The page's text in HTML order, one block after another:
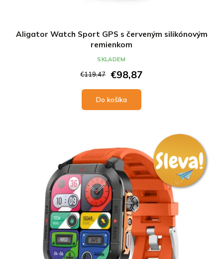
Aligator Watch Sport GPS s červeným silikónovým
remienkom
€119,47 €98,87
Do košíka
SKLADEM